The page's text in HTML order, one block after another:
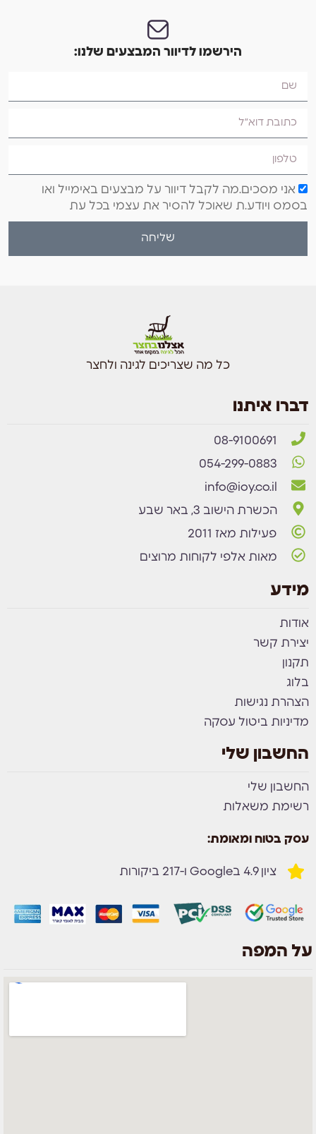
הירשמו לדיוור המבצעים שלנו:
אני מסכים.מה לקבל דיוור על מבצעים באימייל ואו
בסמס ויודע.ת שאוכל להסיר את עצמי בכל עת
שליחה
כל מה שצריכים לגינה ולחצר
דברו איתנו
08-9100691
054-299-0883
info@ioy.co.il
הכשרת הישוב 3, באר שבע
פעילות מאז 2011
מאות אלפי לקוחות מרוצים
מידע
אודות
יצירת קשר
תקנון
בלוג
הצהרת נגישות
מדיניות ביטול עסקה
החשבון שלי
החשבון שלי
רשימת משאלות
עסק בטוח ומאומת:
ציון 4.9 בGoogle ו-217 ביקורות
על המפה